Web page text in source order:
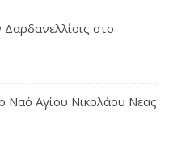
στο
Ναό Αγίου Νικολάου Νέας